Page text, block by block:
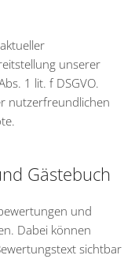
unserer
1 lit. f DSGVO.
nutzerfreundlichen
Gästebuch
und
Dabei können
sichtbar